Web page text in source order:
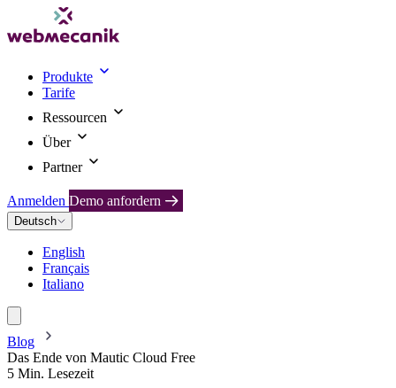
Produkte
Tarife
Ressourcen
Über
Partner
Anmelden Demo anfordern
Deutsch
English
Français
Italiano
Blog
Das Ende von Mautic Cloud Free
5 Min. Lesezeit